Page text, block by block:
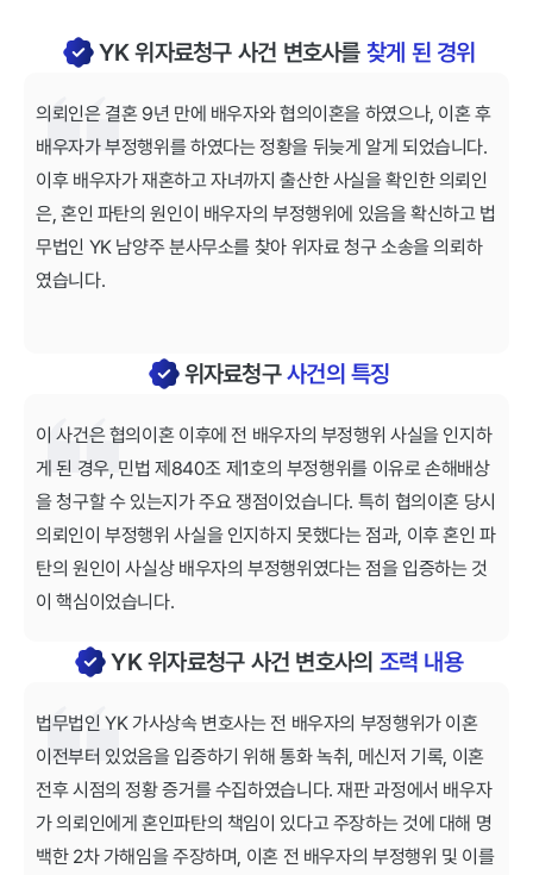
YK 위자료청구 사건 변호사를 찾게 된 경위
의뢰인은 결혼 9년 만에 배우자와 협의이혼을 하였으나, 이혼 후
배우자가 부정행위를 하였다는 정황을 뒤늦게 알게 되었습니다.
이후 배우자가 재혼하고 자녀까지 출산한 사실을 확인한 의뢰인
은, 혼인 파탄의 원인이 배우자의 부정행위에 있음을 확신하고 법
무법인 YK 남양주 분사무소를 찾아 위자료 청구 소송을 의뢰하
였습니다.
위자료청구사건의 특징
이 사건은 협의이혼 이후에 전 배우자의 부정행위 사실을 인지하
게 된 경우, 민법 제840조 제1호의 부정행위를 이유로 손해배상
을 청구할 수 있는지가 주요 쟁점이었습니다. 특히 협의이혼 당시
의뢰인이 부정행위 사실을 인지하지 못했다는 점과, 이후 혼인 파
탄의 원인이 사실상 배우자의 부정행위였다는 점을 입증하는 것
이 핵심이었습니다.
YK 위자료청구 사건 변호사의 조력 내용
법무법인 YK 가사상속 변호사는 전 배우자의 부정행위가 이혼
이전부터 있었음을 입증하기 위해 통화 녹취, 메신저 기록, 이혼
전후 시점의 정황 증거를 수집하였습니다. 재판 과정에서 배우자
가 의뢰인에게 혼인파탄의 책임이 있다고 주장하는 것에 대해 명
백한 2차 가해임을 주장하며, 이혼 전 배우자의 부정행위 및 이를